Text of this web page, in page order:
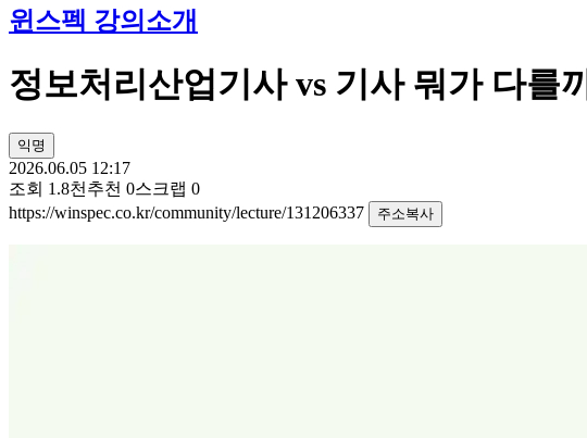
윈스펙 강의소개
정보처리산업기사 vs 기사 뭐가 다를
익명
2026.06.05 12:17
조회 1.8천 추천 0스크랩 0
https://winspec.co.kr/community/lecture/131206337
주소복사